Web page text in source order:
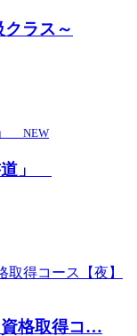
ラス～
NEW
道」
格取得コ…